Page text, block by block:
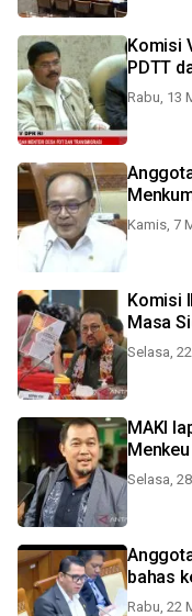
Komisi V DPR RI
PDTT
Rabu, 13
Kamis, 7
Komisi
Masa
Selasa,
MAKI
Selasa,
bahas
Rabu, 22